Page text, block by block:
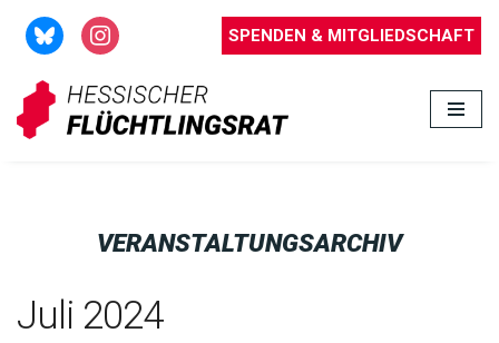
Zum
Inhalt
springen
SPENDEN & MITGLIEDSCHAFT
VERANSTALTUNGSARCHIV
Juli 2024